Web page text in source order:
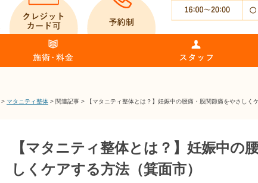
> マタニティ整体 > 関連記事 > 【マタニティ整体とは？】妊娠中の腰痛・股関節痛をやさしく
【マタニティ整体とは？】妊娠中の
しくケアする方法（箕面市）